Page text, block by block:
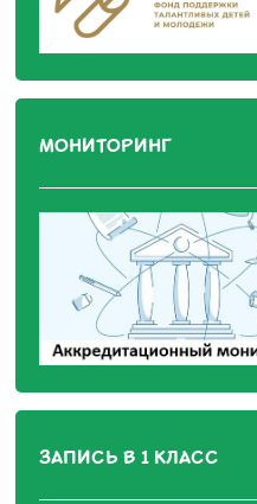
МОНИТОРИНГ
ЗАПИСЬ В 1 КЛАСС